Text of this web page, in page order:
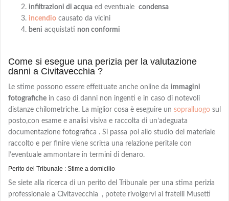
infiltrazioni di acqua ed eventuale condensa
incendio causato da vicini
beni acquistati non conformi
Come si esegue una perizia per la valutazione
danni a Civitavecchia ?
Le stime possono essere effettuate anche online da immagini
fotografiche in caso di danni non ingenti e in caso di notevoli
distanze chilometriche. La miglior cosa è eseguire un sopralluogo sul
posto,con esame e analisi visiva e raccolta di un’adeguata
documentazione fotografica . Si passa poi allo studio del materiale
raccolto e per finire viene scritta una relazione peritale con
l’eventuale ammontare in termini di denaro.
Perito del Tribunale : Stime a domicilio
Se siete alla ricerca di un perito del Tribunale per una stima perizia
professionale a Civitavecchia
, potete rivolgervi ai fratelli Musetti